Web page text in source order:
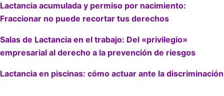
Lactancia acumulada y permiso por nacimiento:
Fraccionar no puede recortar tus derechos
Salas de Lactancia en el trabajo: Del «privilegio»
empresarial al derecho a la prevención de riesgos
Lactancia en piscinas: cómo actuar ante la discriminación